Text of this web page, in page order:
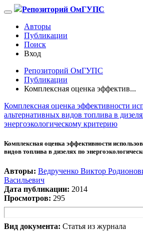
Репозиторий ОмГУПС
Авторы
Публикации
Поиск
Вход
Репозиторий ОмГУПС
Публикации
Комплексная оценка эффектив...
Комплексная оценка эффективности
альтернативных видов топлива в
энергоэкологическому критерию
Комплексная оценка эффективности
видов топлива в дизелях по
Авторы: Ведрученко Виктор
Васильевич
Дата публикации: 2014
Просмотров: 295
Вид документа: Статья из журнала